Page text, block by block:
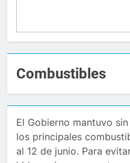
Combustibles
El Gobierno mantuvo
los principales
al 12 de junio. Para